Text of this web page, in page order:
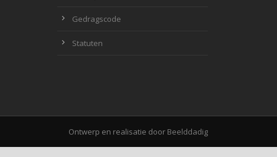
Gedragscode
Statuten
Ontwerp en realisatie door Beelddadig